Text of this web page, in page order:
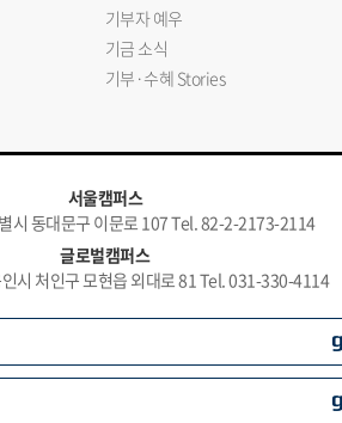
기부자 예우
기금 소식
기부·수혜 Stories
서울캠퍼스
시 동대문구 이문로 107 Tel. 82-2-2173-2114
글로벌캠퍼스
시 처인구 모현읍 외대로 81 Tel. 031-330-4114